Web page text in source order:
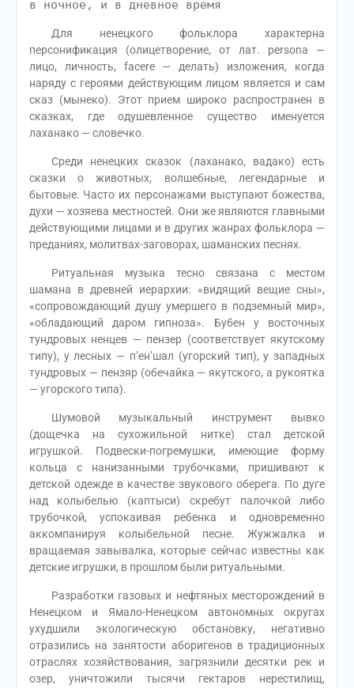
в ночное, и в дневное время
Для ненецкого фольклора характерна
персонификация (олицетворение, от лат. persona —
лицо, личность, facere — делать) изложения, когда
наряду с героями действующим лицом является и сам
сказ (мынеко). Этот прием широко распространен в
сказках, где одушевленное существо именуется
лаханако — словечко.
Среди ненецких сказок (лаханако, вадако) есть
сказки о животных, волшебные, легендарные и
бытовые. Часто их персонажами выступают божества,
духи — хозяева местностей. Они же являются главными
действующими лицами и в других жанрах фольклора —
преданиях, молитвах-заговорах, шаманских песнях.
Ритуальная музыка тесно связана с местом
шамана в древней иерархии: «видящий вещие сны»,
«сопровождающий душу умершего в подземный мир»,
«обладающий даром гипноза». Бубен у восточных
тундровых ненцев — пензер (соответствует якутскому
типу), у лесных — п’ен’шал (угорский тип), у западных
тундровых — пензяр (обечайка — якутского, а рукоятка
— угорского типа).
Шумовой музыкальный инструмент вывко
(дощечка на сухожильной нитке) стал детской
игрушкой. Подвески-погремушки, имеющие форму
кольца с нанизанными трубочками, пришивают к
детской одежде в качестве звукового оберега. По дуге
над колыбелью (каптыси) скребут палочкой либо
трубочкой, успокаивая ребенка и одновременно
аккомпанируя колыбельной песне. Жужжалка и
вращаемая завывалка, которые сейчас известны как
детские игрушки, в прошлом были ритуальными.
Разработки газовых и нефтяных месторождений в
Ненецком и Ямало-Ненецком автономных округах
ухудшили экологическую обстановку, негативно
отразились на занятости аборигенов в традиционных
отраслях хозяйствования, загрязнили десятки рек и
озер, уничтожили тысячи гектаров нерестилищ,